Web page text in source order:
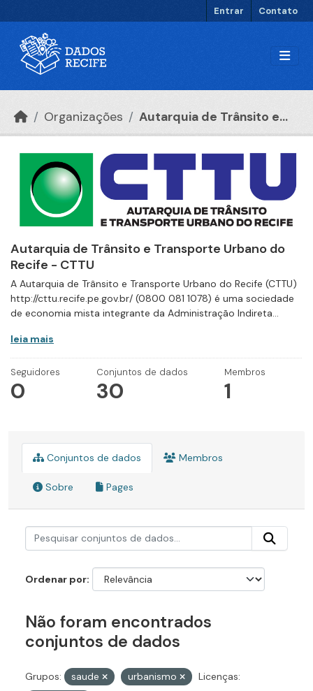
Entrar Contato
Organizações Autarquia de Trânsito e...
Autarquia de Trânsito e Transporte Urbano do
Recife - CTTU
A Autarquia de Trânsito e Transporte Urbano do Recife (CTTU)
http://cttu.recife.pe.gov.br/ (0800 081 1078) é uma sociedade
de economia mista integrante da Administração Indireta...
leia mais
Seguidores
0
Conjuntos de dados
30
Membros
1
Conjuntos de dados Membros
Sobre Pages
Ordenar por
Não foram encontrados
conjuntos de dados
Grupos: saude urbanismo
Licenças: